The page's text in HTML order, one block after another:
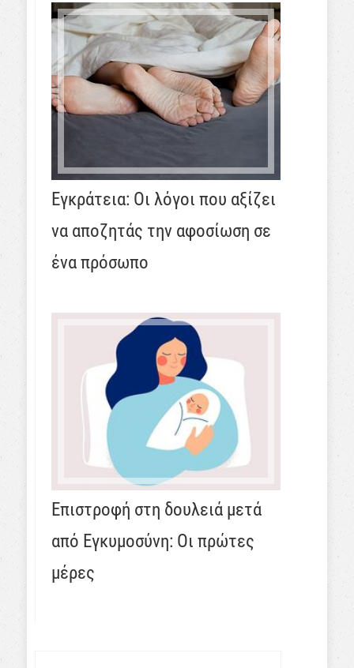
Εγκράτεια: Οι λόγοι που αξίζει
να αποζητάς την αφοσίωση σε
ένα πρόσωπο
Επιστροφή στη δουλειά μετά
από Εγκυμοσύνη: Οι πρώτες
μέρες